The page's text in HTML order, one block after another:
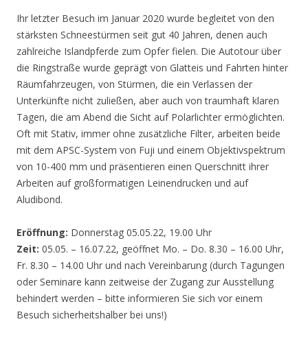
Ihr letzter Besuch im Januar 2020 wurde begleitet von den
stärksten Schneestürmen seit gut 40 Jahren, denen auch
zahlreiche Islandpferde zum Opfer fielen. Die Autotour über
die Ringstraße wurde geprägt von Glatteis und Fahrten hinter
Räumfahrzeugen, von Stürmen, die ein Verlassen der
Unterkünfte nicht zuließen, aber auch von traumhaft klaren
Tagen, die am Abend die Sicht auf Polarlichter ermöglichten.
Oft mit Stativ, immer ohne zusätzliche Filter, arbeiten beide
mit dem APSC-System von Fuji und einem Objektivspektrum
von 10-400 mm und präsentieren einen Querschnitt ihrer
Arbeiten auf großformatigen Leinendrucken und auf
Aludibond.
Eröffnung: Donnerstag 05.05.22, 19.00 Uhr
Zeit: 05.05. – 16.07.22, geöffnet Mo. – Do. 8.30 – 16.00 Uhr,
Fr. 8.30 – 14.00 Uhr und nach Vereinbarung (durch Tagungen
oder Seminare kann zeitweise der Zugang zur Ausstellung
behindert werden – bitte informieren Sie sich vor einem
Besuch sicherheitshalber bei uns!)